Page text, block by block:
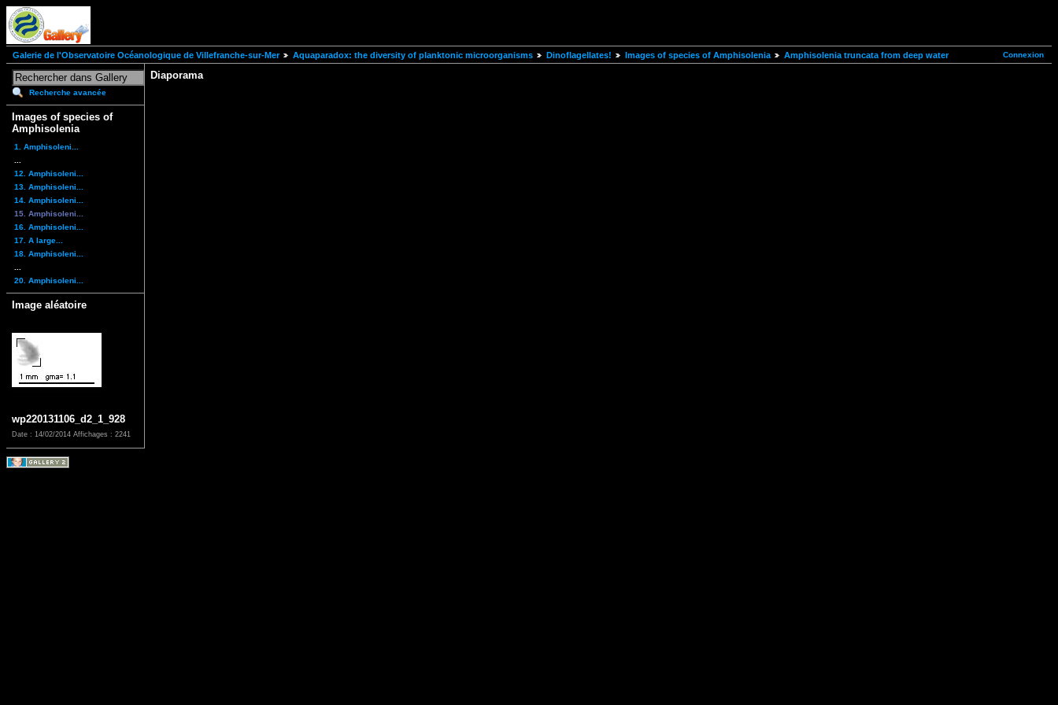
Connexion
Galerie de l'Observatoire Océanologique de Villefranche-sur-Mer Aquaparadox: the diversity of planktonic microorganisms Dinoflagellates! Images of species of Amphisolenia Amphisolenia truncata from deep water
Recherche avancée
Images of species of
Amphisolenia
1. Amphisoleni...
12. Amphisoleni...
13. Amphisoleni...
14. Amphisoleni...
15. Amphisoleni...
16. Amphisoleni...
17. A large...
18. Amphisoleni...
20. Amphisoleni...
Image aléatoire
wp220131106_d2_1_928
Date : 14/02/2014 Affichages : 2241
Diaporama